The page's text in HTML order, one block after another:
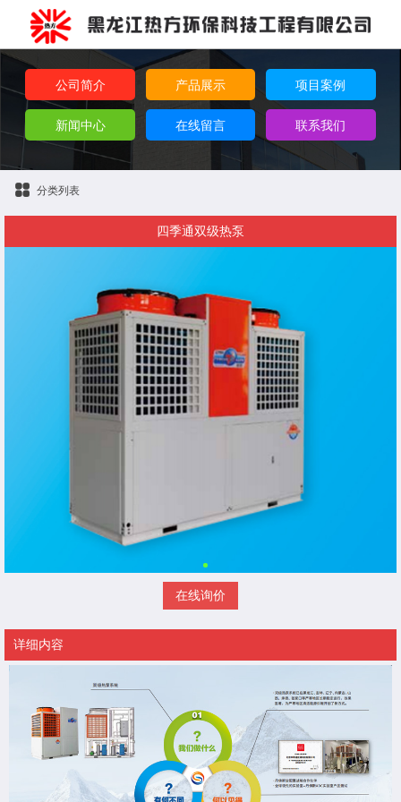
公司简介 产品展示 项目案例
新闻中心 在线留言 联系我们
分类列表
四季通双级热泵
在线询价
详细内容